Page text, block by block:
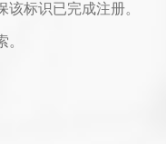
标识已完成注册。
。